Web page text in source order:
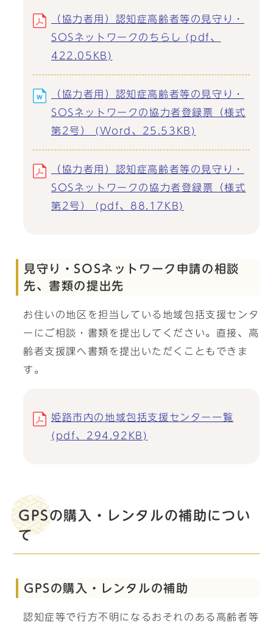
（協力者用）認知症高齢者等の見守り・
SOSネットワークのちらし (pdf、
422.05KB)
（協力者用）認知症高齢者等の見守り・
SOSネットワークの協力者登録票（様式
第2号） (Word、25.53KB)
（協力者用）認知症高齢者等の見守り・
SOSネットワークの協力者登録票（様式
第2号） (pdf、88.17KB)
見守り・SOSネットワーク申請の相談
先、書類の提出先
お住いの地区を担当している地域包括支援センタ
ーにご相談・書類を提出してください。直接、高
齢者支援課へ書類を提出いただくこともできま
す。
姫路市内の地域包括支援センター一覧
(pdf、294.92KB)
GPSの購入・レンタルの補助につい
て
GPSの購入・レンタルの補助
認知症等で行方不明になるおそれのある高齢者等